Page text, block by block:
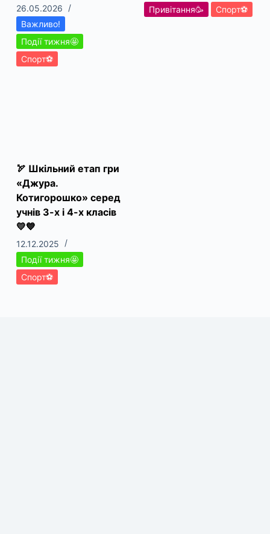
26.05.2026
Важливо!
Події тижня🤩
Спорт⚽
Привітання🥳
Спорт⚽
🏹 Шкільний етап гри
«Джура.
Котигорошко» серед
учнів 3-х і 4-х класів
💛💙
12.12.2025
Події тижня🤩
Спорт⚽